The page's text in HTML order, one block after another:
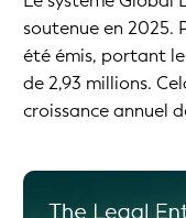
soutenue en 2025.
été émis, portant
de 2,93 millions.
croissance annuel